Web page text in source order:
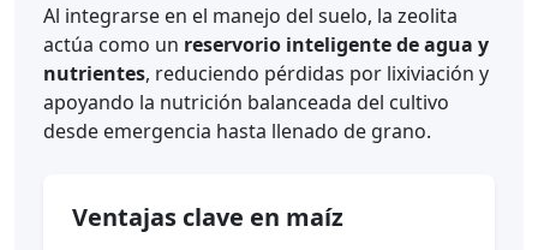
Al integrarse en el manejo del suelo, la zeolita
actúa como un reservorio inteligente de agua y
nutrientes, reduciendo pérdidas por lixiviación y
apoyando la nutrición balanceada del cultivo
desde emergencia hasta llenado de grano.
Ventajas clave en maíz